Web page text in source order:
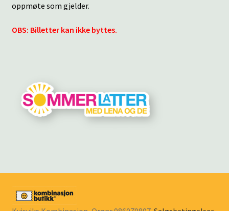
oppmøte som gjelder.
OBS: Billetter kan ikke byttes.